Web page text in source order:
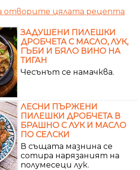
отворите цялата рецепта
ЗАДУШЕНИ ПИЛЕШКИ
ДРОБЧЕТА С МАСЛО, ЛУК,
ГЪБИ И БЯЛО ВИНО НА
ТИГАН
Чесънът се намачква.
ЛЕСНИ ПЪРЖЕНИ
ПИЛЕШКИ ДРОБЧЕТА В
БРАШНО С ЛУК И МАСЛО
ПО СЕЛСКИ
В същата мазнина се
сотира нарязаният на
полумесеци лук.